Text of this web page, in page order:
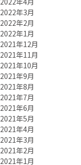
2022年3月
2022年2月
2022年1月
2021年12月
2021年11月
2021年10月
2021年9月
2021年8月
2021年7月
2021年6月
2021年5月
2021年4月
2021年3月
2021年2月
2021年1月